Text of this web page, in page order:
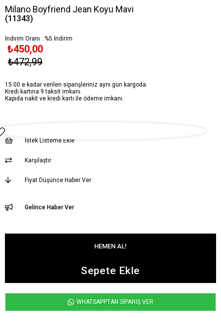
Milano Boyfriend Jean Koyu Mavi
(11343)
İndirim Oranı : %5 İndirim
₺472,99
₺450,00
15:00 e kadar verilen siparişleriniz aynı gün kargoda.
Kredi kartına 9 taksit imkanı.
Kapıda nakit ve kredi kartı ile ödeme imkanı.
İstek Listeme Ekle
Karşılaştır
Fiyat Düşünce Haber Ver
Gelince Haber Ver
WHATSAPPTAN SİPARİŞ VER